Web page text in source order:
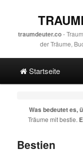
traumdeuter.co-
der Träume,
Direkt zum
Spring zur
Startseite
Was bedeutet es,
Träume mitbestie.
Bestien